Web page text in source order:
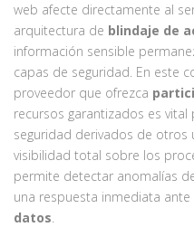
web afecte directamente al
arquitectura de blindaje de
información sensible
capas de seguridad. En este
proveedor que ofrezca
recursos garantizados es
seguridad derivados de otros
visibilidad total sobre los
permite detectar anomalías
una respuesta inmediata
datos.